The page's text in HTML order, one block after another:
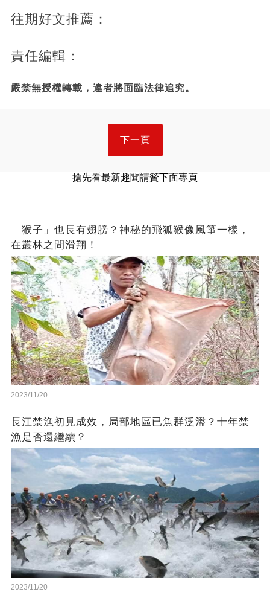
往期好文推薦：
責任編輯：
嚴禁無授權轉載，違者將面臨法律追究。
下一頁
搶先看最新趣聞請贊下面專頁
「猴子」也長有翅膀？神秘的飛狐猴像風箏一樣，
在叢林之間滑翔！
2023/11/20
長江禁漁初見成效，局部地區已魚群泛濫？十年禁
漁是否還繼續？
2023/11/20